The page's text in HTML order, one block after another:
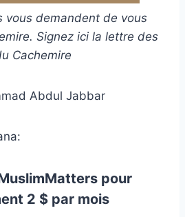
vous demandent de vous
Signez ici la lettre des
Cachemire
Abdul Jabbar
pour
2 $ par mois